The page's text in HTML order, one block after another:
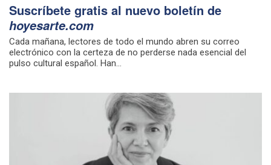
Suscríbete gratis al nuevo boletín de
hoyesarte.com
Cada mañana, lectores de todo el mundo abren su correo
electrónico con la certeza de no perderse nada esencial del
pulso cultural español. Han...